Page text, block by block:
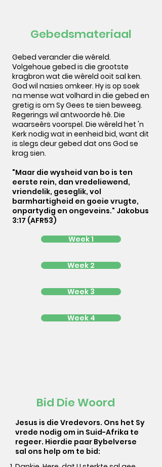
Gebedsmateriaal
Gebed verander die wêreld.
Volgehoue gebed is die grootste
kragbron wat die wêreld ooit sal ken.
God wil nasies omkeer. Hy is op soek
na mense wat volhard in die gebed en
gretig is om Sy Gees te sien beweeg.
Regerings wil antwoorde hê. Die
waarseêrs voorspel. Die wêreld het 'n
Kerk nodig wat in eenheid bid, want dit
is slegs deur gebed dat ons God se
krag sien.
"Maar die wysheid van bo is ten
eerste rein, dan vredeliewend,
vriendelik, geseglik, vol
barmhartigheid en goeie vrugte,
onpartydig en ongeveins." Jakobus
3:17 (AFR53)
Week 1
Week 2
Week 3
Week 4
Bid Die Woord
Jesus is die Vredevors. Ons het Sy
vrede nodig om in Suid-Afrika te
regeer. Hierdie paar Bybelverse
sal ons help om te bid: